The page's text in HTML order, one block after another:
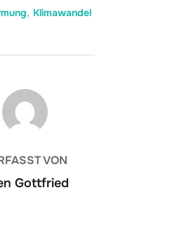
, Klimawandel
VON
Gottfried